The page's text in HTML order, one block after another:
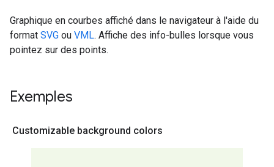
Graphique en courbes affiché dans le navigateur à l'aide du
format SVG ou VML. Affiche des info-bulles lorsque vous
pointez sur des points.
Exemples